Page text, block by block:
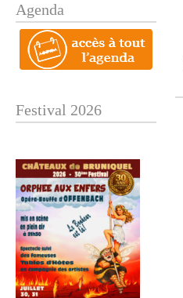
Agenda
Festival 2026